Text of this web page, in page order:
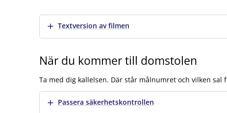
Visa merTextversion av filmen
När du kommer till domstolen
Ta med dig kallelsen. Där står målnumret och vilken sal
Visa merPassera säkerhetskontrollen